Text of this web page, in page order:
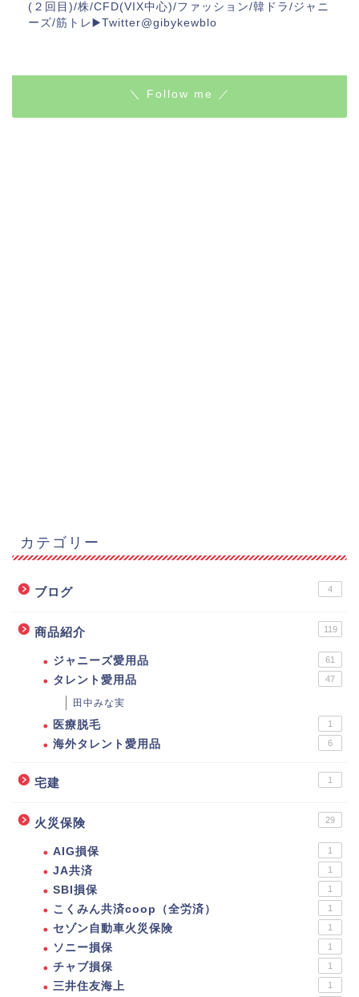
(２回目)/株/CFD(VIX中心)/ファッション/韓ドラ/ジャニ
ーズ/筋トレ▶️Twitter@gibykewblo
＼ Follow me ／
カテゴリー
ブログ 4
商品紹介 119
ジャニーズ愛用品 61
タレント愛用品 47
田中みな実
医療脱毛 1
海外タレント愛用品 6
宅建 1
火災保険 29
AIG損保 1
JA共済 1
SBI損保 1
こくみん共済coop（全労済） 1
セゾン自動車火災保険 1
ソニー損保 1
チャブ損保 1
三井住友海上 1